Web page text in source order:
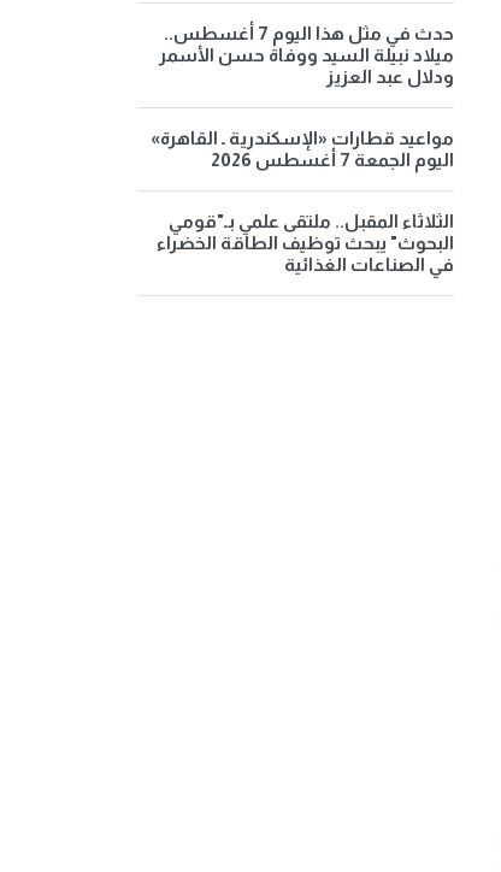
حدث في مثل هذا اليوم 7 أغسطس..
ميلاد نبيلة السيد ووفاة حسن الأسمر
ودلال عبد العزيز
مواعيد قطارات «الإسكندرية ـ القاهرة»
اليوم الجمعة 7 أغسطس 2026
الثلاثاء المقبل.. ملتقى علمي بـ"قومي
البحوث" يبحث توظيف الطاقة الخضراء
في الصناعات الغذائية